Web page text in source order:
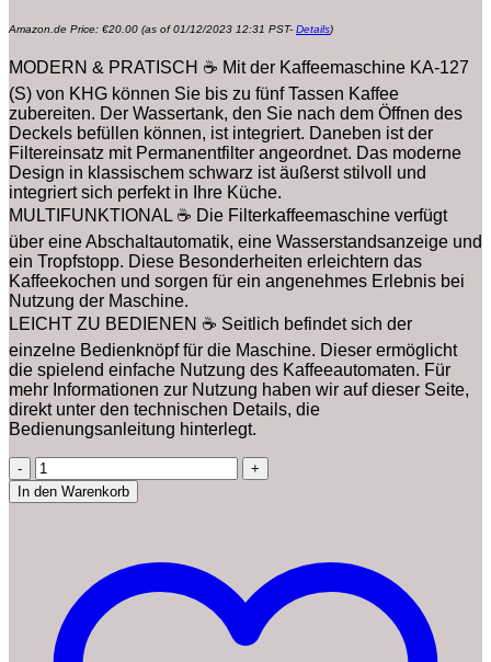
Amazon.de Price: €20.00 (as of 01/12/2023 12:31 PST- Details)
MODERN & PRATISCH ☕ Mit der Kaffeemaschine KA-127
(S) von KHG können Sie bis zu fünf Tassen Kaffee
zubereiten. Der Wassertank, den Sie nach dem Öffnen des
Deckels befüllen können, ist integriert. Daneben ist der
Filtereinsatz mit Permanentfilter angeordnet. Das moderne
Design in klassischem schwarz ist äußerst stilvoll und
integriert sich perfekt in Ihre Küche.
MULTIFUNKTIONAL ☕ Die Filterkaffeemaschine verfügt
über eine Abschaltautomatik, eine Wasserstandsanzeige und
ein Tropfstopp. Diese Besonderheiten erleichtern das
Kaffeekochen und sorgen für ein angenehmes Erlebnis bei
Nutzung der Maschine.
LEICHT ZU BEDIENEN ☕ Seitlich befindet sich der
einzelne Bedienknöpf für die Maschine. Dieser ermöglicht
die spielend einfache Nutzung des Kaffeeautomaten. Für
mehr Informationen zur Nutzung haben wir auf dieser Seite,
direkt unter den technischen Details, die
Bedienungsanleitung hinterlegt.
KHG
Kaffeeautomat
KA-
Kunststoff
schwarz,
Kapazität
In den Warenkorb